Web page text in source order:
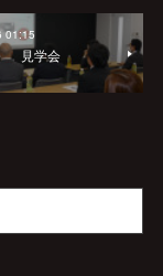
01:15
見学会